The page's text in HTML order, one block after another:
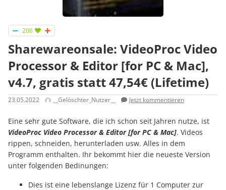
206
Sharewareonsale: VideoProc Video
Processor & Editor [for PC & Mac],
v4.7, gratis statt 47,54€ (Lifetime)
23.05.2022 __Gelöschter_Nutzer__ Jetzt kommentieren
Eine sehr gute Software, die ich schon seit Jahren nutze, ist
VideoProc Video Processor & Editor [for PC & Mac]. Videos
rippen, schneiden, herunterladen usw. Alles in dem
Programm enthalten. Ihr bekommt hier die neueste Version
unter folgenden Bedinungen:
Dies ist eine lebenslange Lizenz für 1 Computer zur